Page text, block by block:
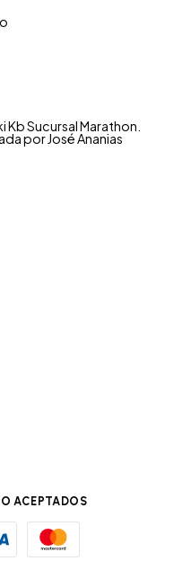
Sucursal Marathon.
por José Ananias
ACEPTADOS